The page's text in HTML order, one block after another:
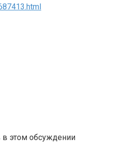
в этом обсуждении